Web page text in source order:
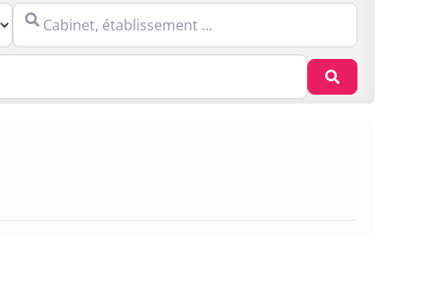
Cabinet, établissement ...
Recherche